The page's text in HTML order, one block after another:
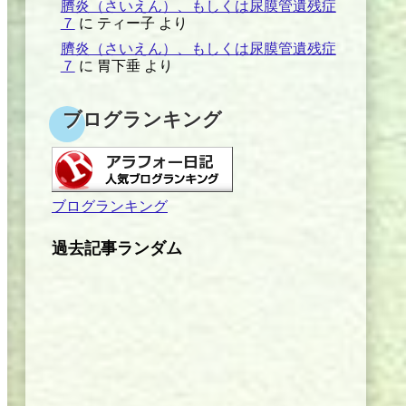
臍炎（さいえん）、もしくは尿膜管遺残症
７ に ティー子 より
臍炎（さいえん）、もしくは尿膜管遺残症
７ に 胃下垂より
ブログランキング
ブログランキング
過去記事ランダム